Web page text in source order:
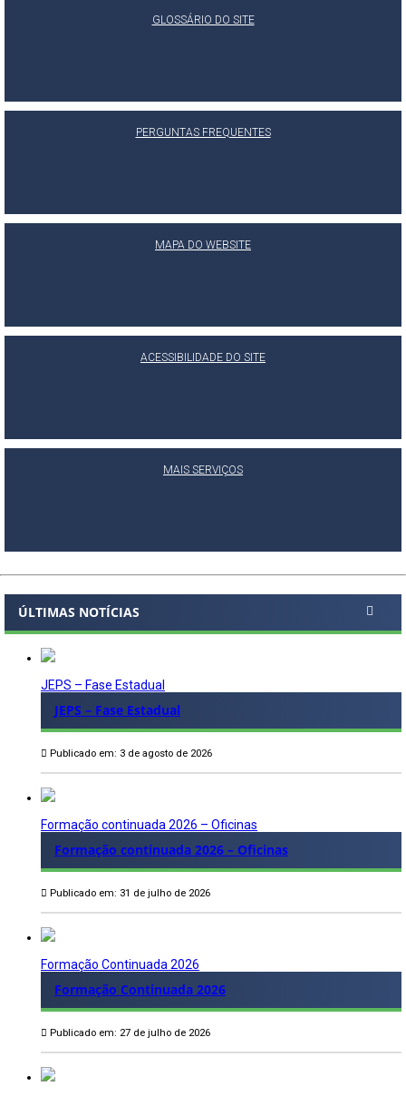
GLOSSÁRIO DO SITE
PERGUNTAS FREQUENTES
MAPA DO WEBSITE
ACESSIBILIDADE DO SITE
MAIS SERVIÇOS
ÚLTIMAS NOTÍCIAS
JEPS – Fase Estadual
JEPS – Fase Estadual
Publicado em: 3 de agosto de 2026
Formação continuada 2026 – Oficinas
Formação continuada 2026 – Oficinas
Publicado em: 31 de julho de 2026
Formação Continuada 2026
Formação Continuada 2026
Publicado em: 27 de julho de 2026